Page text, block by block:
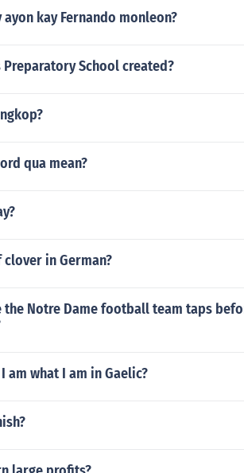
kay Fernando monleon?
School created?
qua mean?
in German?
the Notre Dame football team taps
am what I am in Gaelic?